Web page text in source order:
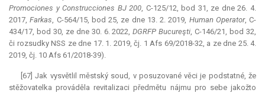
Promociones y Construcciones BJ 200, C-125/12, bod 31, ze dne 26. 4.
2017,Farkas, C-564/15, bod 25, ze dne 13. 2. 2019, Human Operator, C-
434/17, bod 30, ze dne 30. 6. 2022,DGRFP Bucureşti, C-146/21, bod 32,
či rozsudky NSS ze dne 17. 1. 2019, čj. 1 Afs 69/2018-32, a ze dne 25. 4.
2019, čj. 10 Afs 61/2018-39).
[67] Jak vysvětlil městský soud, v posuzované věci je podstatné, že
stěžovatelka prováděla revitalizaci předmětu nájmu pro sebe jakožto